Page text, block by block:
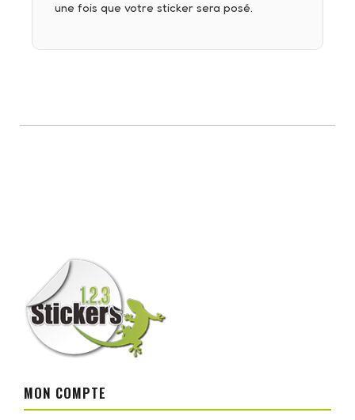
une fois que votre sticker sera posé.
MON COMPTE